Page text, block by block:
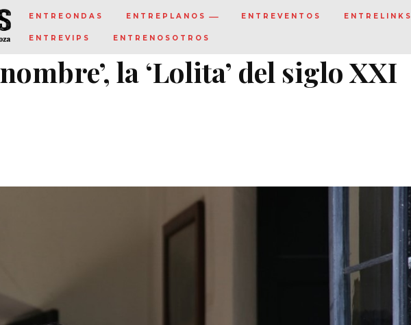
ENTREONDAS ENTREPLANOS ENTREVENTOS ENTRELINKS
ENTREVIPS ENTRENOSOTROS
la ‘Lolita’ del siglo XXI